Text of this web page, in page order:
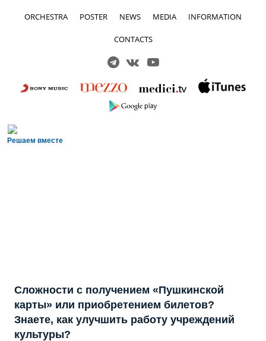
ORCHESTRA POSTER NEWS MEDIA INFORMATION
CONTACTS
Решаем вместе
Сложности с получением «Пушкинской
карты» или приобретением билетов?
Знаете, как улучшить работу учреждений
культуры?